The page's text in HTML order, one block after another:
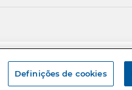
Definições de cookies